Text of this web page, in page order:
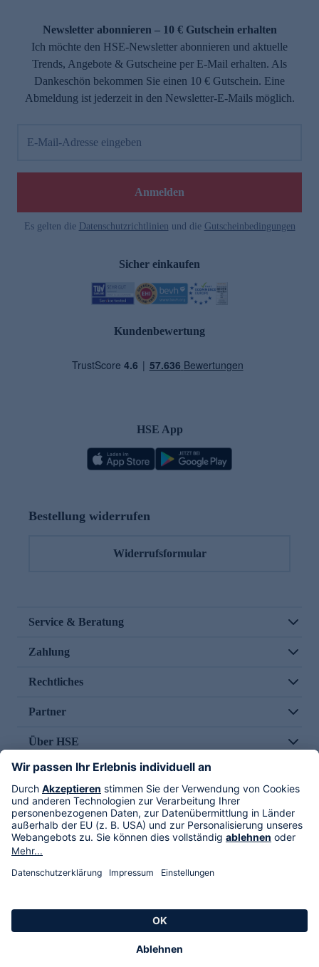
Newsletter abonnieren – 10 € Gutschein erhalten
Ich möchte den HSE-Newsletter abonnieren und aktuelle
Trends, Angebote & Gutscheine per E-Mail erhalten. Als
Dankeschön bekommen Sie einen 10 € Gutschein. Eine
Abmeldung ist jederzeit in den Newsletter-E-Mails möglich.
E-Mail-Adresse eingeben
Anmelden
Es gelten die Datenschutzrichtlinien und die Gutscheinbedingungen
Sicher einkaufen
Kundenbewertung
HSE App
Bestellung widerrufen
Widerrufsformular
Service & Beratung
Zahlung
Rechtliches
Partner
Über HSE
Im TV
HSE International